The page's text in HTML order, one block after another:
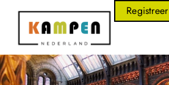
Registreer